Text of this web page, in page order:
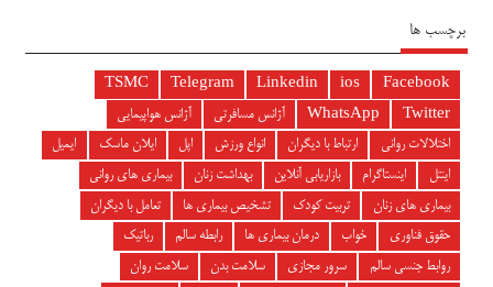
برچسب ها
Facebook
ios
Linkedin
Telegram
TSMC
Twitter
WhatsApp آژانس مسافرتی
آژانس هواپیمایی
اختلالات روانی
ارتباط با دیگران انواع ورزش اپل ایلان ماسک
ایمیل
اینتل
اینستاگرام بازاریابی آنلاین بهداشت زنان
بیماری های روانی
بیماری های زنان
تربیت کودک تشخیص بیماری ها
تعامل با دیگران
حقوق فناوری
خواب درمان بیماری ها رابطه سالم
رباتیک
روابط جنسی سالم
سرور مجازی سلامت بدن
سلامت روان